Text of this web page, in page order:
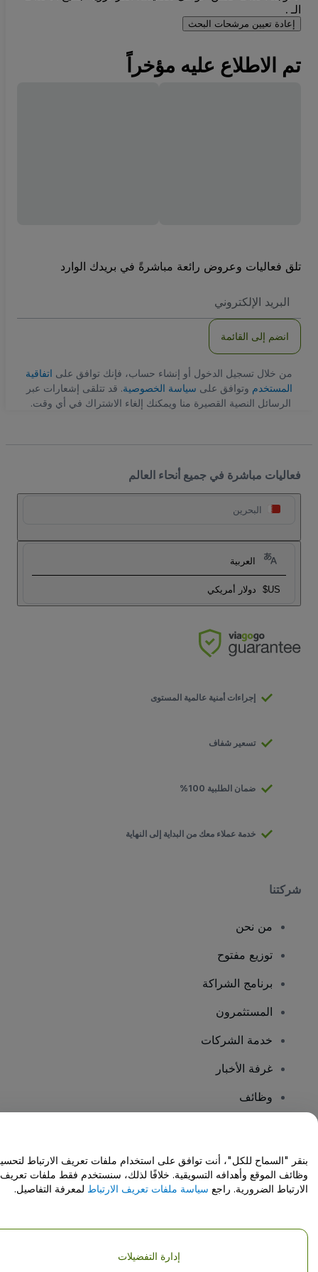
الـ .
إعادة تعيين مرشحات البحث
تم الاطلاع عليه مؤخراً
تلق فعاليات وعروض رائعة مباشرةً في بريدك الوارد
الاكتروني
انضم إلى القائمة
من خلال تسجيل الدخول أو إنشاء حساب، فإنك توافق على اتفاقية
المستخدم وتوافق على سياسة الخصوصية. قد تتلقى إشعارات عبر
الرسائل النصية القصيرة منا ويمكنك إلغاء الاشتراك في أي وقت.
فعاليات مباشرة في جميع أنحاء العالم
البحرين
العربية
US$ دولار أمريكي
إجراءات أمنية عالمية المستوى
تسعير شفاف
ضمان الطلبية 100%
خدمة عملاء معك من البداية إلى النهاية
شركتنا
من نحن
توزيع مفتوح
برنامج الشراكة
المستثمرون
خدمة الشركات
غرفة الأخبار
وظائف
مركز المساعدة / اتصل بنا
حقوق النشر © شركة فياجوجو المحدودة 2026
تفاصيل الشركة
بنقر "السماح للكل"، أنت توافق على استخدام ملفات تعريف الارتباط
وظائف الموقع وأهدافه التسويقية. خلافًا لذلك، سنستخدم فقط ملفات تعريف
الارتباط الضرورية. راجع سياسة ملفات تعريف الارتباط لمعرفة التفاصيل.
إدارة التفضيلات